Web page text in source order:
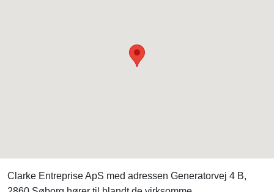
Clarke Entreprise ApS med adressen Generatorvej 4 B,